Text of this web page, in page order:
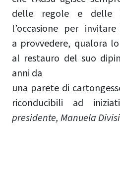
delle regole e delle
l’occasione per
a provvedere, qualora
al restauro del suo
anni da
una parete di
riconducibili ad
presidente, Manuela Divisi